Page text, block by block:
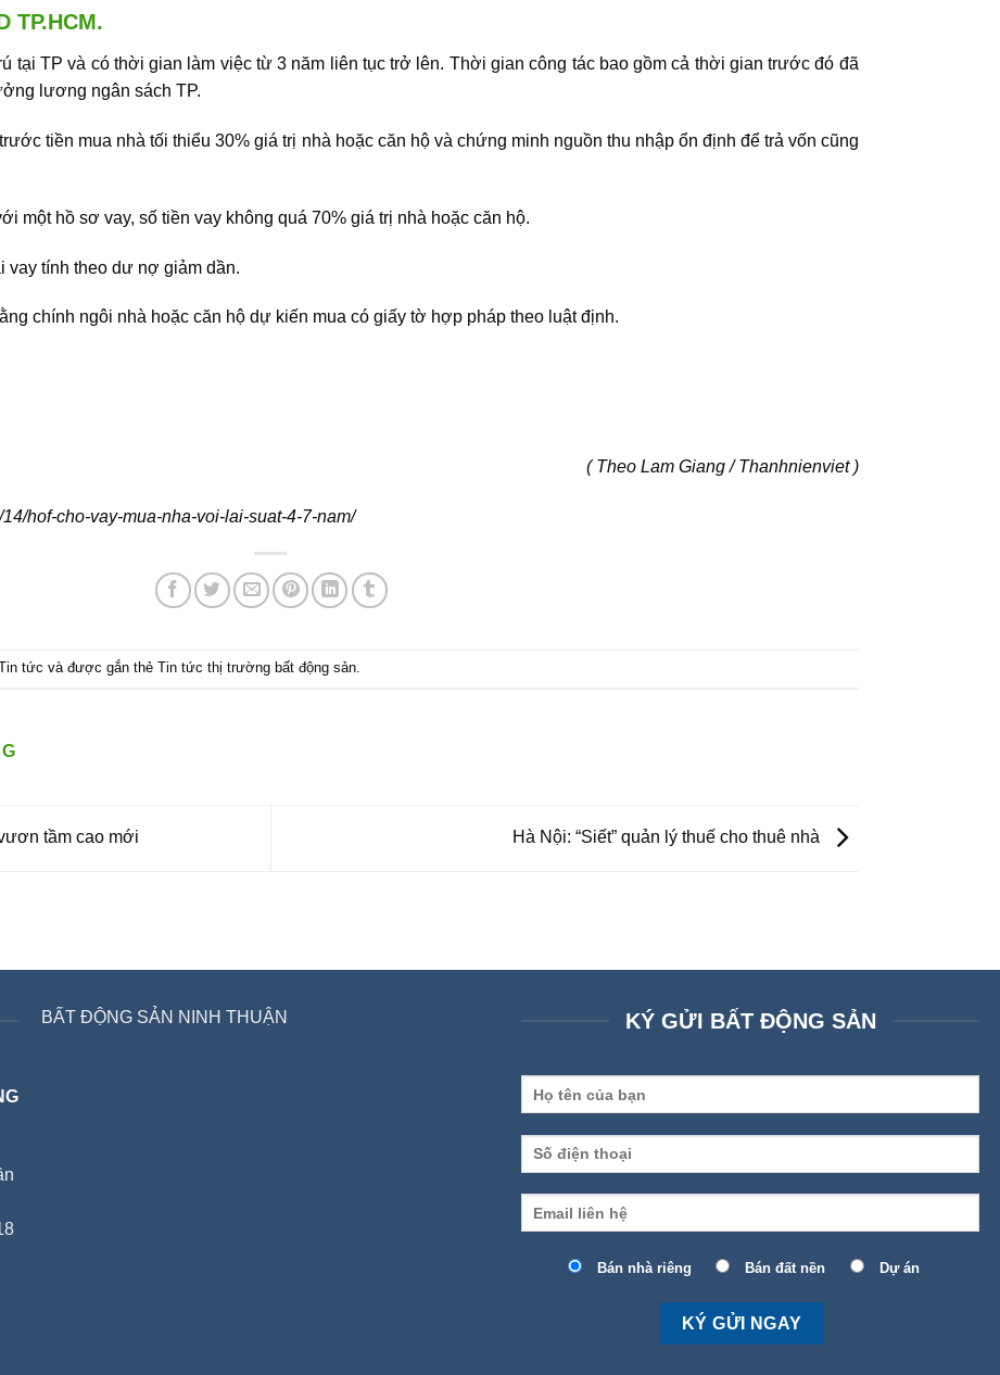
TP.HCM.
tại TP và có thời gian làm việc từ 3 năm liên tục trở lên. Thời gian công tác bao gồm cả thời gian trước đó đã
lương ngân sách TP.
tiền mua nhà tối thiểu 30% giá trị nhà hoặc căn hộ và chứng minh nguồn thu nhập ổn định để trả vốn cũng
một hồ sơ vay, số tiền vay không quá 70% giá trị nhà hoặc căn hộ.
vay tính theo dư nợ giảm dần.
chính ngôi nhà hoặc căn hộ dự kiến mua có giấy tờ hợp pháp theo luật định.
( Theo Lam Giang / Thanhnienviet )
hof-cho-vay-mua-nha-voi-lai-suat-4-7-nam/
tức và được gắn thẻTin tức thị trường bất động sản
tầm cao mới Hà Nội: “Siết” quản lý thuế cho thuê nhà
BẤT ĐỘNG SẢN NINH THUẬN KÝ GỬI BẤT ĐỘNG SẢN
Bán nhà riêng Bán đất nền Dự án